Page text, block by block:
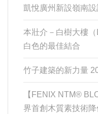
凱悅廣州新設嶺南
本壯介－白樹大樓
白色的最佳結合
竹子建築的新力量
【FENIX NTM®
界首創木質素技術